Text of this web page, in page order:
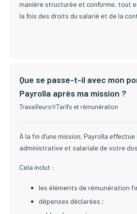
manière structurée et conforme, tout
la fois des droits du salarié et de la
Que se passe-t-il avec mon
Payrolla après ma mission ?
Travailleurs Tarifs et rémunération
À la fin d'une mission, Payrolla effectue
administrative et salariale de votre
Cela inclut :
les éléments de rémunération
dépenses déclarées ;